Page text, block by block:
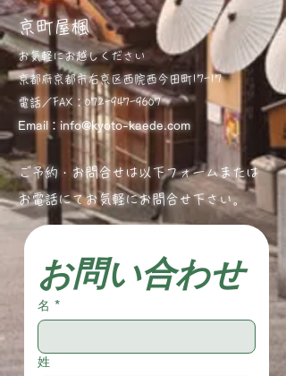
京町屋楓
お気軽にお越しください
京都府京都市右京区西院西今田町17-17
電話／FAX：072-947-9607
Email： info@kyoto-kaede.com
ご予約・お問合せは以下フォームまたは
お電話にてお気軽にお問合せ下さい。
お問い合わせ
名 *
姓